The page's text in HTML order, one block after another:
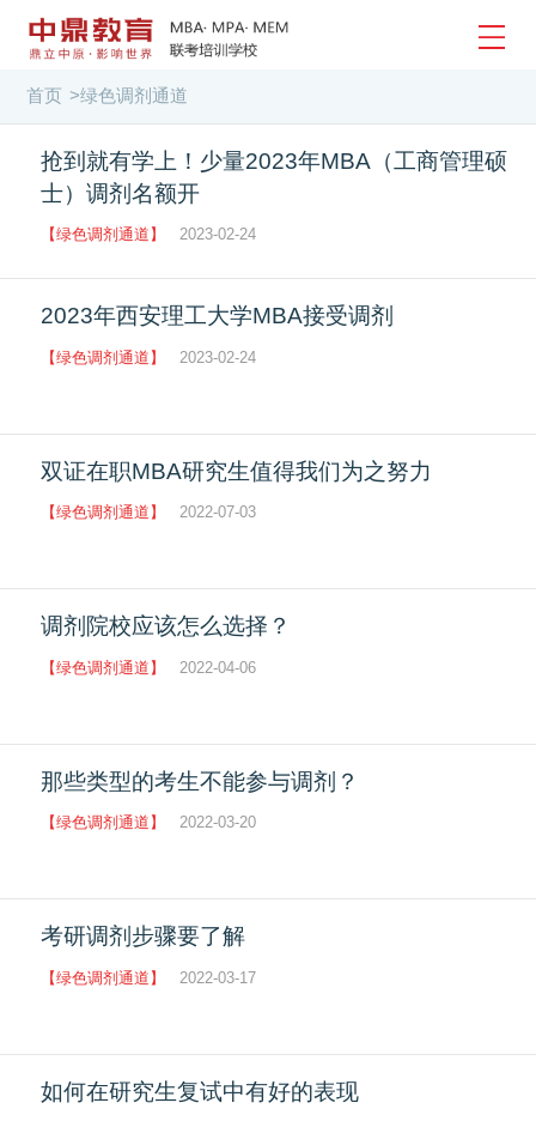
首页 >绿色调剂通道
抢到就有学上！少量2023年MBA（工商管理硕
士）调剂名额开
【绿色调剂通道】 2023-02-24
2023年西安理工大学MBA接受调剂
【绿色调剂通道】 2023-02-24
双证在职MBA研究生值得我们为之努力
【绿色调剂通道】 2022-07-03
调剂院校应该怎么选择？
【绿色调剂通道】 2022-04-06
那些类型的考生不能参与调剂？
【绿色调剂通道】 2022-03-20
考研调剂步骤要了解
【绿色调剂通道】 2022-03-17
如何在研究生复试中有好的表现